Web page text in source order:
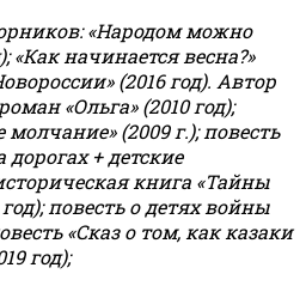
«Народом можно
«Как начинается весна?»
(2016 год). Автор
«Ольга» (2010 год);
(2009 г.); повесть
+ детские
книга «Тайны
повесть о детях войны
«Сказ о том, как казаки
год);